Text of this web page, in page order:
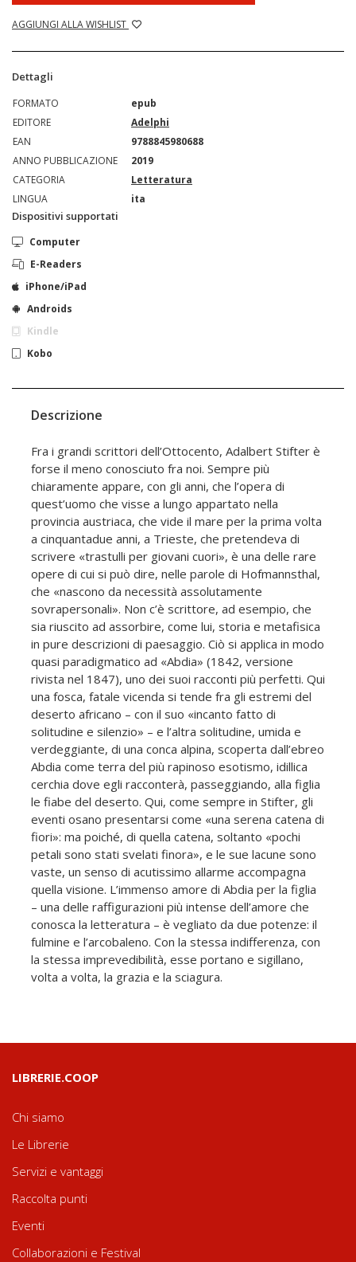
AGGIUNGI ALLA WISHLIST
Dettagli
FORMATO
epub
EDITORE
Adelphi
EAN
9788845980688
ANNO PUBBLICAZIONE
2019
CATEGORIA
Letteratura
LINGUA
ita
Dispositivi supportati
Computer
E-Readers
iPhone/iPad
Androids
Kindle
Kobo
Descrizione
Fra i grandi scrittori dell’Ottocento, Adalbert Stifter è
forse il meno conosciuto fra noi. Sempre più
chiaramente appare, con gli anni, che l’opera di
quest’uomo che visse a lungo appartato nella
provincia austriaca, che vide il mare per la prima volta
a cinquantadue anni, a Trieste, che pretendeva di
scrivere «trastulli per giovani cuori», è una delle rare
opere di cui si può dire, nelle parole di Hofmannsthal,
che «nascono da necessità assolutamente
sovrapersonali». Non c’è scrittore, ad esempio, che
sia riuscito ad assorbire, come lui, storia e metafisica
in pure descrizioni di paesaggio. Ciò si applica in modo
quasi paradigmatico ad «Abdia» (1842, versione
rivista nel 1847), uno dei suoi racconti più perfetti. Qui
una fosca, fatale vicenda si tende fra gli estremi del
deserto africano – con il suo «incanto fatto di
solitudine e silenzio» – e l’altra solitudine, umida e
verdeggiante, di una conca alpina, scoperta dall’ebreo
Abdia come terra del più rapinoso esotismo, idillica
cerchia dove egli racconterà, passeggiando, alla figlia
le fiabe del deserto. Qui, come sempre in Stifter, gli
eventi osano presentarsi come «una serena catena di
fiori»: ma poiché, di quella catena, soltanto «pochi
petali sono stati svelati finora», e le sue lacune sono
vaste, un senso di acutissimo allarme accompagna
quella visione. L’immenso amore di Abdia per la figlia
– una delle raffigurazioni più intense dell’amore che
conosca la letteratura – è vegliato da due potenze: il
fulmine e l’arcobaleno. Con la stessa indifferenza, con
la stessa imprevedibilità, esse portano e sigillano,
volta a volta, la grazia e la sciagura.
LIBRERIE.COOP
Chi siamo
Le Librerie
Servizi e vantaggi
Raccolta punti
Eventi
Collaborazioni e Festival